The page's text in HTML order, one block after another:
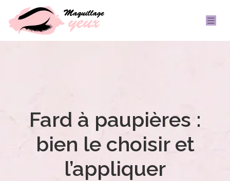
Fard à paupières :
bien le choisir et
l’appliquer